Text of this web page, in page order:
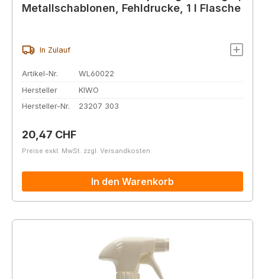
Metallschablonen, Fehldrucke, 1 l Flasche
In Zulauf
Artikel-Nr.
WL60022
Hersteller
KIWO
Hersteller-Nr.
23207 303
Regulärer Preis:
20,47 CHF
Preise exkl. MwSt. zzgl. Versandkosten
In den Warenkorb